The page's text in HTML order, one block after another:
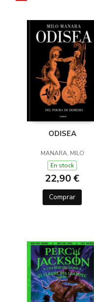
ODISEA
MANARA, MILO
En stock
22,90 €
Comprar